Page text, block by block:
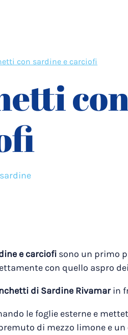
con sardine e carciofi
e carciofi sono un primo
con quello aspro
di Sardine Rivamarin
le foglie esterne e
di mezzo limone e